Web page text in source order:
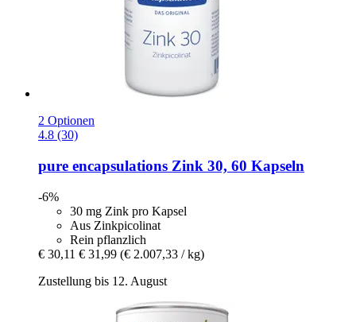
2 Optionen
4.8 (30)
pure encapsulations Zink 30, 60 Kapseln
-6%
30 mg Zink pro Kapsel
Aus Zinkpicolinat
Rein pflanzlich
€ 30,11 € 31,99 (€ 2.007,33 / kg)
Zustellung bis 12. August